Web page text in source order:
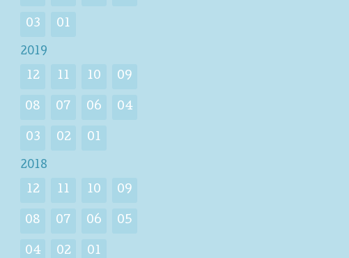
03 01
2019
12 11 10 09
08 07 06 04
03 02 01
2018
12 11 10 09
08 07 06 05
04 02 01